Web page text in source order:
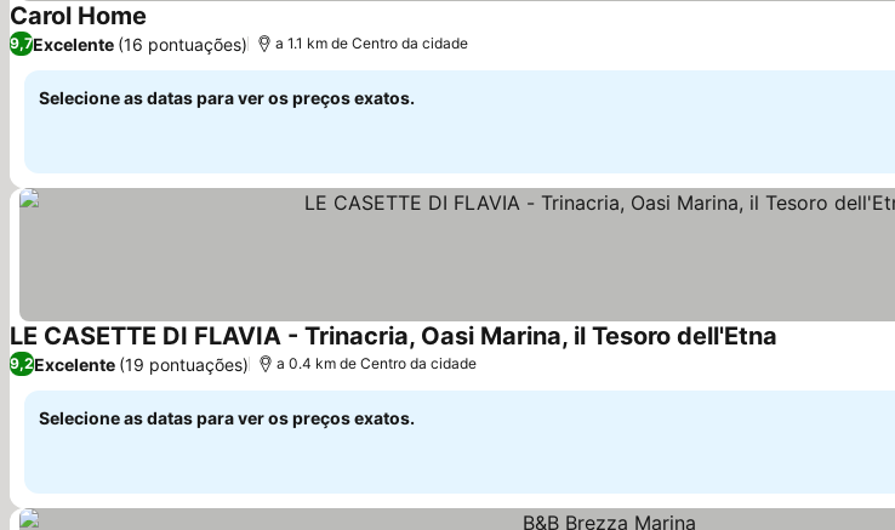
Carol Home
9,7Excelente (16 pontuações) a 1.1 km de Centro da cidade
Selecione as datas para ver os preços exatos.
LE CASETTE DI FLAVIA - Trinacria, Oasi Marina, il Tesoro dell'Etna
9,2Excelente (19 pontuações) a 0.4 km de Centro da cidade
Selecione as datas para ver os preços exatos.